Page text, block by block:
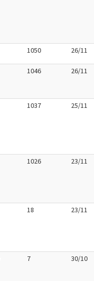
1050 26/11
1046 26/11
1037 25/11
1026 23/11
18 23/11
7 30/10